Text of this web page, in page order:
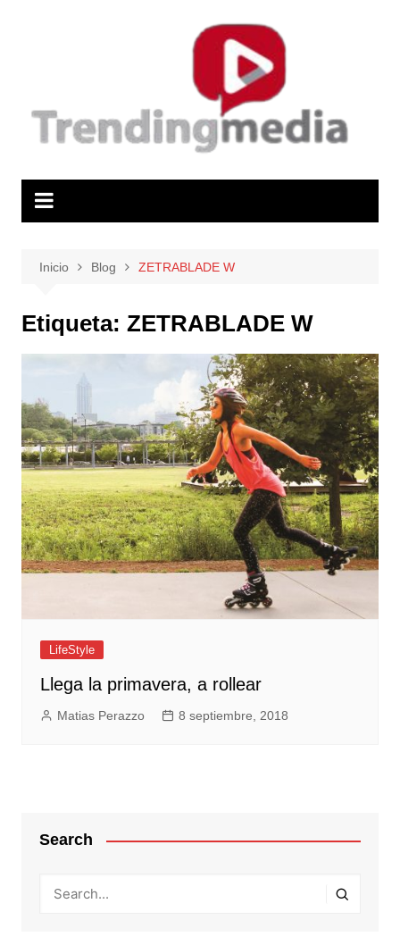
Inicio Blog ZETRABLADE W
Etiqueta: ZETRABLADE W
LifeStyle
Llega la primavera, a rollear
Matias Perazzo 8 septiembre, 2018
Search